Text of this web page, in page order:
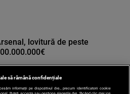
lovitură de peste
să rămână confidențiale
informații pe dispozitivul dvs., precum identificatorii cookie
Puteți accepta sau gestiona alegerile dvs. făcând clic mai jos